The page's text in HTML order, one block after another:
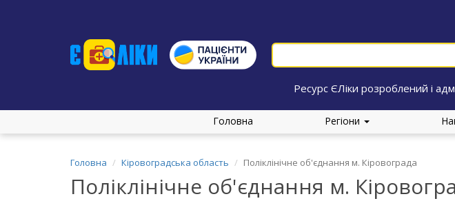
Ресурс ЄЛіки розроблений і
Головна Регіони
Головна Кіровоградська область Поліклінічне об'єднання м. Кіровограда
Поліклінічне об'єднання м.